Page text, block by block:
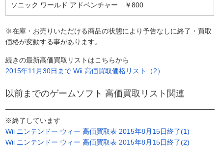
ソニック ワールド アドベンチャー ￥800
※在庫・お売りいただける商品の状態により予告なしに終了・買取
価格が変動する事があります。
続きの最新高価買取リストはこちらから
2015年11月30日まで Wii 高価買取価格リスト（2）
以前までのゲームソフト 高価買取リスト関連
※終了しています
Wii ニンテンドー ウィー 高価買取表 2015年8月15日終了(1)
Wii ニンテンドー ウィー 高価買取表 2015年8月15日終了(2)